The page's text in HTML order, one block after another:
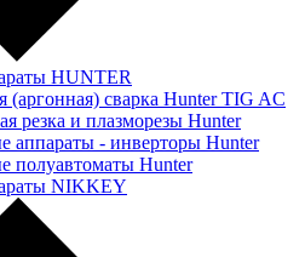
HUNTER
(аргонная) сварка Hunter TIG AC
резка и плазморезы Hunter
аппараты - инверторы Hunter
полуавтоматы Hunter
NIKKEY